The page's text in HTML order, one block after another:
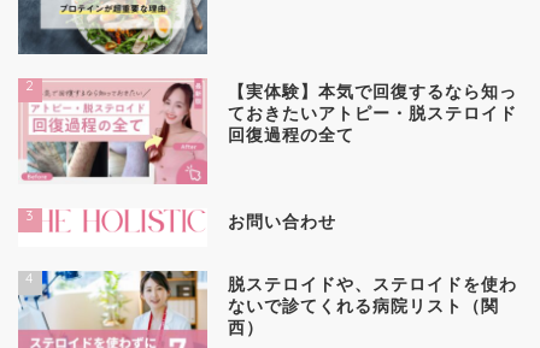
2
【実体験】本気で回復するなら知っ
ておきたいアトピー・脱ステロイド
回復過程の全て
3 お問い合わせ
4
脱ステロイドや、ステロイドを使わ
ないで診てくれる病院リスト（関
西）